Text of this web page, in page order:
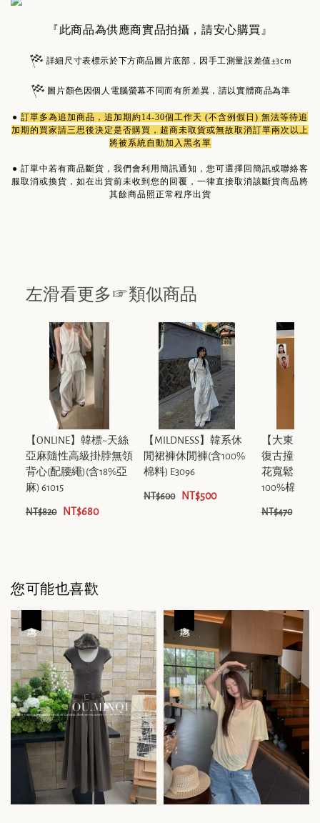
『此商品為供應商實品拍攝，請安心購買』
詳細尺寸表標示於下方商品圖片底部，因手工測量誤差值±3cm
圖片顏色因個人電腦螢幕不同而有所差異，請以實體商品為準
● 訂單多為追加商品 ，追加期約14-30個工作天 (不含例假日) 無法等待追
加期的買家請三思後決定是否購買，超商未取貨或無故取消訂單兩次以上
將被系統自動加入黑名單
● 訂單中若有商品斷貨，我們會利用簡訊通知，您可選擇回簡訊或聯絡客
服取消或換貨，如在出貨前未收到您的回覆，一律直接取消該斷貨商品將
其餘商品照正常程序出貨
左滑看更多☞類似商品
【ONLINE】韓標~天絲
亞麻隨性高級掛脖無領
背心(配腰繩)(含18%亞
麻) 61015
NT$820 NT$680
【MILDNESS】韓系休
閒裙褲休閒褲(含100%
棉料) E3096
NT$600 NT$500
【大東
復古撞色插
花寬鬆短袖
100%棉料）
NT$470
您可能也喜歡